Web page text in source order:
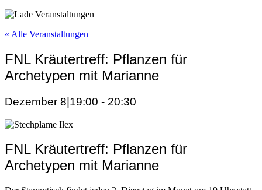
« Alle Veranstaltungen
FNL Kräutertreff: Pflanzen für
Archetypen mit Marianne
Dezember 8|19:00 - 20:30
FNL Kräutertreff: Pflanzen für
Archetypen mit Marianne